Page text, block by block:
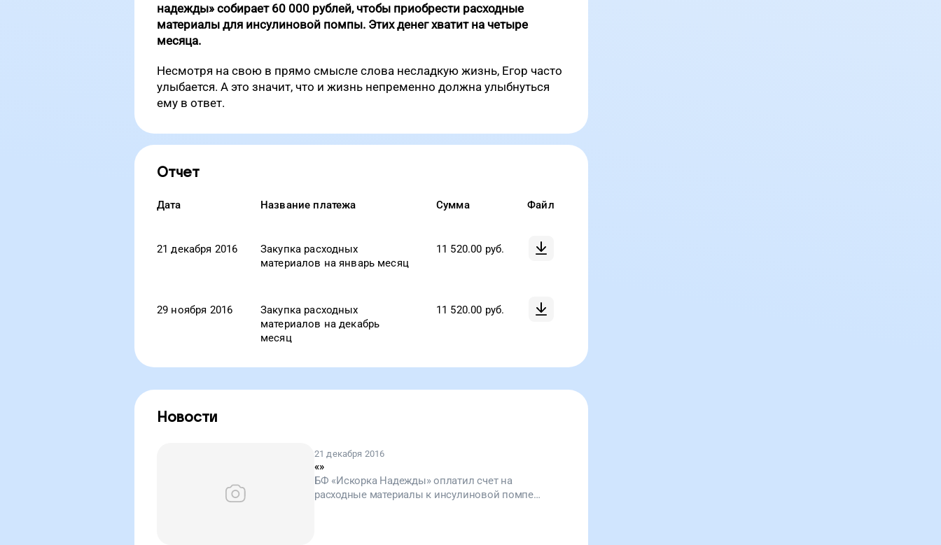
надежды» собирает 60 000 рублей, чтобы приобрести расходные
материалы для инсулиновой помпы. Этих денег хватит на четыре
месяца.
Несмотря на свою в прямо смысле слова несладкую жизнь, Егор часто
улыбается. А это значит, что и жизнь непременно должна улыбнуться
ему в ответ.
Отчет
Дата Название платежа Сумма Файл
21 декабря 2016
Закупка расходных
материалов на январь месяц
11 520.00 руб.
29 ноября 2016
Закупка расходных
материалов на декабрь
месяц
11 520.00 руб.
Новости
21 декабря 2016
«»
БФ «Искорка Надежды» оплатил счет на
расходные материалы к инсулиновой помпе